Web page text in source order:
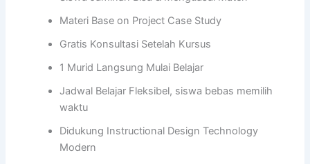
Materi Base on Project Case Study
Gratis Konsultasi Setelah Kursus
1 Murid Langsung Mulai Belajar
Jadwal Belajar Fleksibel, siswa bebas memilih
waktu
Didukung Instructional Design Technology
Modern